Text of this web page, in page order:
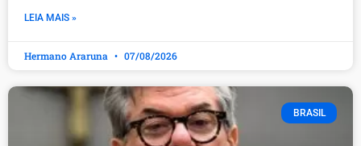
LEIA MAIS »
Hermano Araruna 07/08/2026
BRASIL